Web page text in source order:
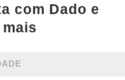
com Dado e